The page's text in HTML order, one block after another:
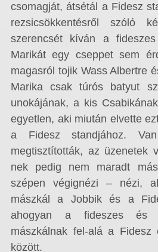
csomagját, átsétál a Fidesz
rezsicsökkentésről szóló
szerencsét kíván a
Marikát egy cseppet sem
magasról tojik Wass Albertre
Marika csak túrós batyut
unokájának, a kis
egyetlen, aki miután elvette
a Fidesz standjához.
megtisztították, az üzenetek
nek pedig nem maradt
szépen végignézi – nézi,
mászkál a Jobbik és a
ahogyan a fideszes és
mászkálnak fel-alá a
között.